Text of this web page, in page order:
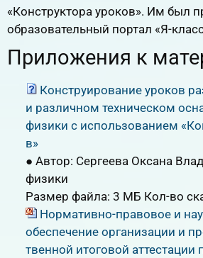
«Конструктора уроков». Им был
образовательный портал «Я-
Приложения к
Конструирование уроков
и различном техническом
физики с использованием
в»
● Автор: Сергеева Оксана
физики
Размер файла: 3 МБ Кол-во
Нормативно-правовое и
обеспечение организации и
твенной итоговой